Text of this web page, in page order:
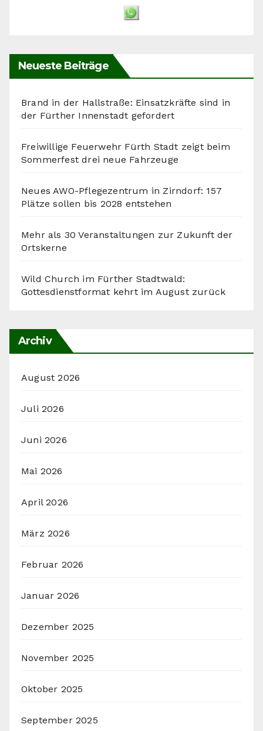
Neueste Beiträge
Brand in der Hallstraße: Einsatzkräfte sind in
der Fürther Innenstadt gefordert
Freiwillige Feuerwehr Fürth Stadt zeigt beim
Sommerfest drei neue Fahrzeuge
Neues AWO-Pflegezentrum in Zirndorf: 157
Plätze sollen bis 2028 entstehen
Mehr als 30 Veranstaltungen zur Zukunft der
Ortskerne
Wild Church im Fürther Stadtwald:
Gottesdienstformat kehrt im August zurück
Archiv
August 2026
Juli 2026
Juni 2026
Mai 2026
April 2026
März 2026
Februar 2026
Januar 2026
Dezember 2025
November 2025
Oktober 2025
September 2025